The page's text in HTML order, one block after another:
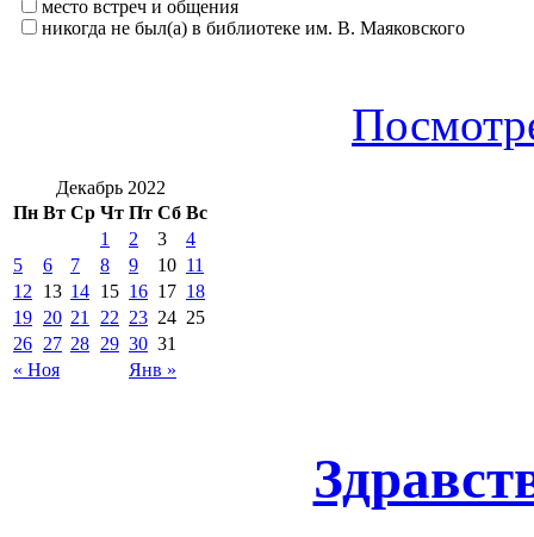
место встреч и общения
никогда не был(а) в библиотеке им. В. Маяковского
Декабрь 2022
Пн Вт Ср Чт Пт Сб Вс
« Ноя Янв »
1 2 3
4
5
6 7 8 9 10 11
12
13 14 15 16 17 18
19 20 21 22 23 24 25
26 27 28 29 30 31